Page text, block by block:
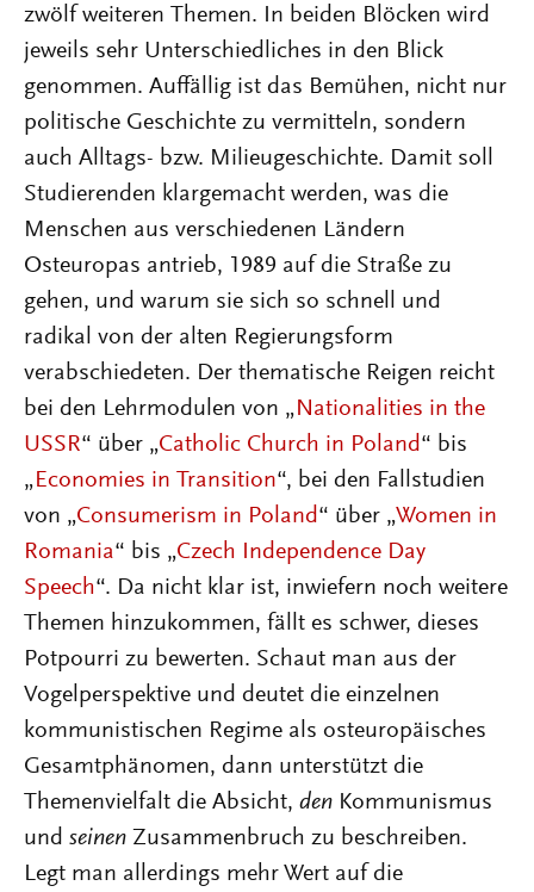
zwölf weiteren Themen. In beiden Blöcken wird
jeweils sehr Unterschiedliches in den Blick
genommen. Auffällig ist das Bemühen, nicht nur
politische Geschichte zu vermitteln, sondern
auch Alltags- bzw. Milieugeschichte. Damit soll
Studierenden klargemacht werden, was die
Menschen aus verschiedenen Ländern
Osteuropas antrieb, 1989 auf die Straße zu
gehen, und warum sie sich so schnell und
radikal von der alten Regierungsform
verabschiedeten. Der thematische Reigen reicht
bei den Lehrmodulen von „ Nationalities in the
USSR“ über „Catholic Church in Poland “ bis
„ Economies in Transition“, bei den Fallstudien
von „Consumerism in Poland “ über „Women in
Romania“ bis „Czech Independence Day
Speech“. Da nicht klar ist, inwiefern noch weitere
Themen hinzukommen, fällt es schwer, dieses
Potpourri zu bewerten. Schaut man aus der
Vogelperspektive und deutet die einzelnen
kommunistischen Regime als osteuropäisches
Gesamtphänomen, dann unterstützt die
Themenvielfalt die Absicht, den Kommunismus
und seinen Zusammenbruch zu beschreiben.
Legt man allerdings mehr Wert auf die